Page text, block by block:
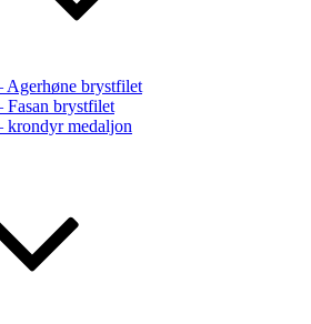
Agerhøne brystfilet
Fasan brystfilet
krondyr medaljon